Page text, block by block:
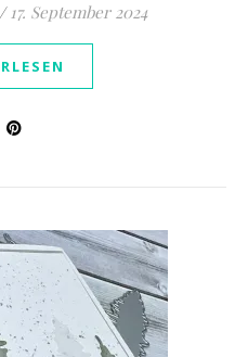
/ 17. September 2024